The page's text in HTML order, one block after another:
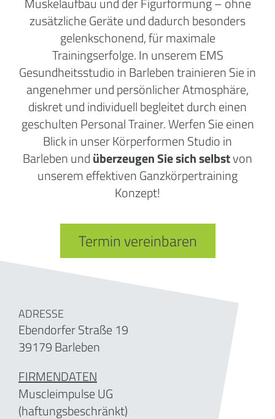
zusätzliche Geräte und dadurch besonders
gelenkschonend, für maximale
Trainingserfolge. In unserem EMS
Gesundheitsstudio in Barleben trainieren Sie in
angenehmer und persönlicher Atmosphäre,
diskret und individuell begleitet durch einen
geschulten Personal Trainer. Werfen Sie einen
Blick in unser Körperformen Studio in
Barleben undüberzeugen Sie sich selbstvon
unserem effektiven Ganzkörpertraining
Konzept!
Termin vereinbaren
ADRESSE
Ebendorfer Straße 19
39179 Barleben
FIRMENDATEN
Muscleimpulse UG
(haftungsbeschränkt)